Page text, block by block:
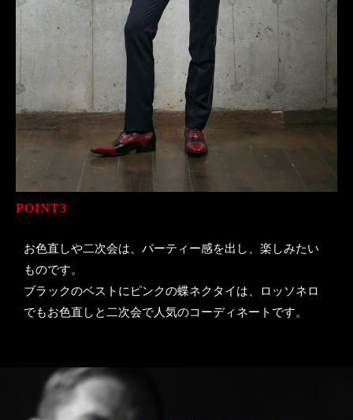
POINT3
お色直しや二次会は、パーティー感を出し、楽しみたい
ものです。
ブラックのベストにピンクの蝶ネクタイは、ロッソネロ
でもお色直しと二次会で人気のコーディネートです。